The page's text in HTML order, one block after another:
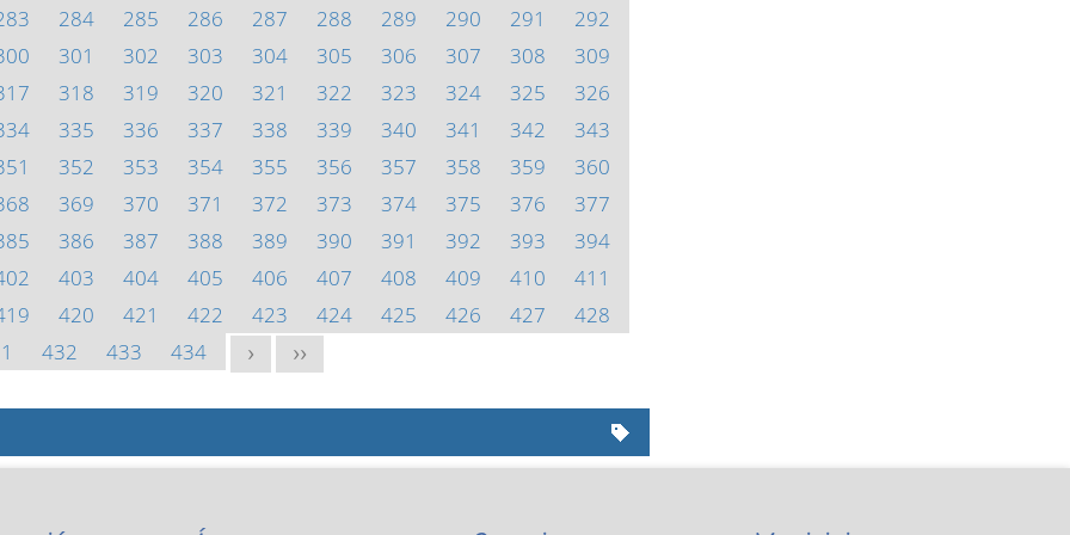
284 285 286 287 288 289 290 291
292
301 302 303 304 305 306 307 308
309
318 319 320 321 322 323 324 325
326
335 336 337 338 339 340 341 342
343
352 353 354 355 356 357 358 359
360
369 370 371 372 373 374 375 376
377
386 387 388 389 390 391 392 393
394
403 404 405 406 407 408 409 410
411
420 421 422 423 424 425 426 427
428
432 433 434 > >>